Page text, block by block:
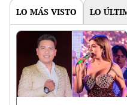
LO MÁS VISTO LO